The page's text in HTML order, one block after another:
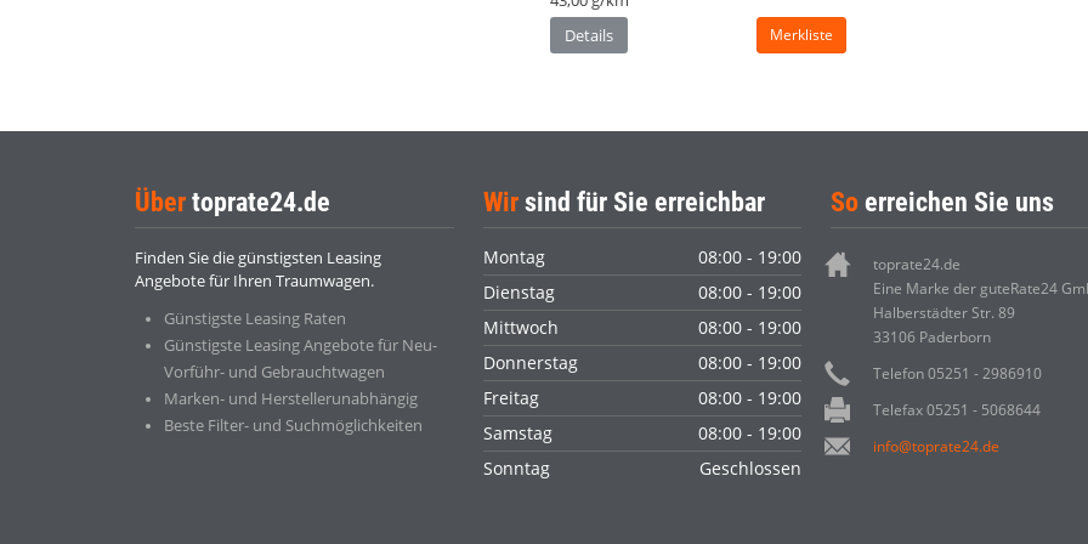
Details
Merkliste
Über toprate24.de
Finden Sie die günstigsten Leasing
Angebote für Ihren Traumwagen.
Günstigste Leasing Raten
Günstigste Leasing Angebote für Neu-
Vorführ- und Gebrauchtwagen
Marken- und Herstellerunabhängig
Beste Filter- und Suchmöglichkeiten
Wirsind für Sie erreichbar
Montag
08:00 - 19:00
Dienstag
08:00 - 19:00
Mittwoch
08:00 - 19:00
Donnerstag
08:00 - 19:00
Freitag
08:00 - 19:00
Samstag
08:00 - 19:00
Sonntag
Geschlossen
So erreichen Sie uns
toprate24.de
Eine Marke der guteRate24
Halberstädter Str. 89
33106 Paderborn
Telefon 05251 - 2986910
Telefax 05251 - 5068644
info@toprate24.de